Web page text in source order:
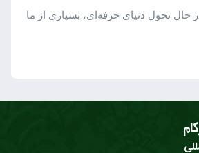
حال تحول دنیای حرفه‌ای، بسیاری از ما